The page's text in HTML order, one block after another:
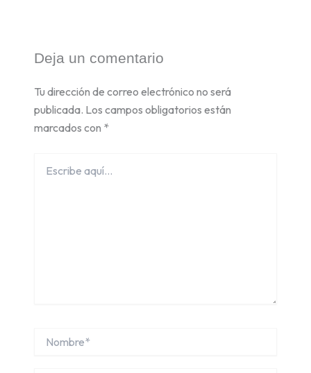
Deja un comentario
Tu dirección de correo electrónico no será
publicada. Los campos obligatorios están
marcados con *
aquí...